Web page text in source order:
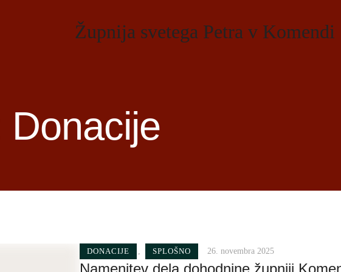
Župnija svetega Petra v Komendi
Donacije
DONACIJE , SPLOŠNO 26. novembra 2025